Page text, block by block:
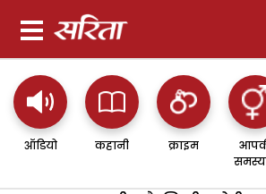
ऑडियो कहानी क्राइम